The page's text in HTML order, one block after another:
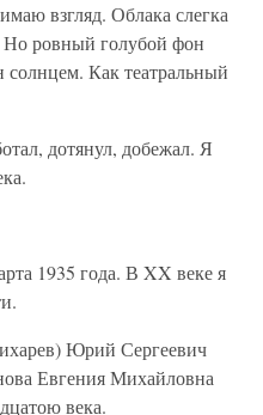
взгляд. Облака слегка
Но ровный голубой фон
Как театральный
дотянул, добежал. Я
1935 года. В XX веке я
Юрий Сергеевич
Евгения Михайловна
века.